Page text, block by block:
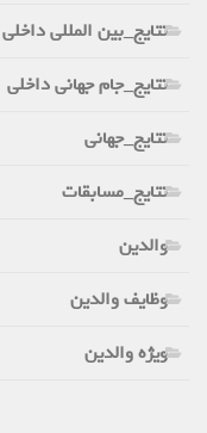
نتایج_بین المللی داخلی
نتایج_جام جهانی داخلی
نتایج_جهانی
نتایج_مسابقات
والدین
وظایف والدین
ویژه والدین